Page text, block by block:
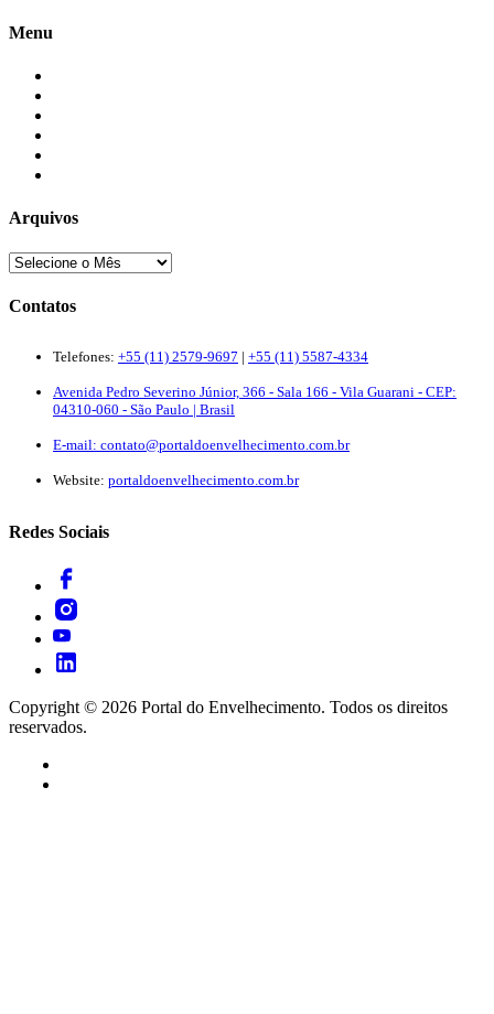
Menu
Arquivos
Contatos
Telefones: +55 (11) 2579-9697 | +55 (11) 5587-4334
Avenida Pedro Severino Júnior, 366 - Sala 166 - Vila Guarani - CEP:
04310-060 - São Paulo | Brasil
E-mail: contato@portaldoenvelhecimento.com.br
Website: portaldoenvelhecimento.com.br
Redes Sociais
Copyright © 2026 Portal do Envelhecimento. Todos os direitos
reservados.